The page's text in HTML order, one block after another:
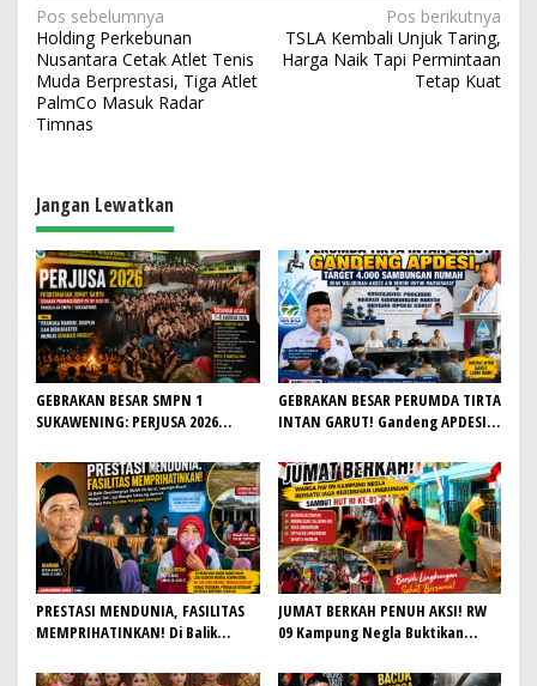
N
a
v
i
a
s
i
p
o
s
Pos sebelumnya
Holding Perkebunan
Nusantara Cetak Atlet Tenis
Muda Berprestasi, Tiga Atlet
PalmCo Masuk Radar
Timnas
Pos berikutnya
TSLA Kembali Unjuk Taring,
Harga Naik Tapi Permintaan
Tetap Kuat
Jangan Lewatkan
GEBRAKAN BESAR SMPN 1
SUKAWENING: PERJUSA 2026
JIWA KEPANDUAN SISWA
GEBRAKAN BESAR PERUMDA TIRTA
INTAN GARUT! Gandeng APDESI,
Demi Wujudkan Akses Air Bersih
untuk Masyarakat
PRESTASI MENDUNIA, FASILITAS
MEMPRIHATINKAN! Di Balik
Lapangan Hoki Rusak, Masjid Tak
JUMAT BERKAH PENUH AKSI! RW
09 Kampung Negla Buktikan
Slogan, Warga Bersatu Sambut